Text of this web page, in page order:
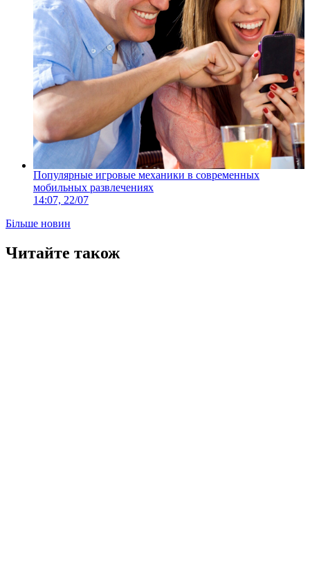
Популярные игровые механики в современных
мобильных развлечениях
14:07, 22/07
Більше новин
Читайте також